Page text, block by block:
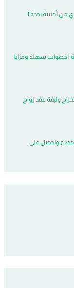
أجنبية بجدة |
| خطوات سهلة ومزايا
وثيقة عقد زواج
واحصل على